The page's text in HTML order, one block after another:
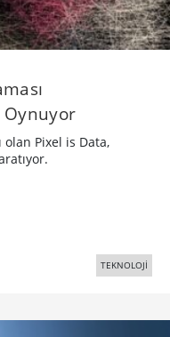
Oynuyor
Pixel is Data,
TEKNOLOJİ